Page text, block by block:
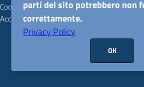
Calendario esami
Formazione estero
Cookie policy
Accessibilità
Università
parti del sito potrebbero non
correttamente.
Privacy Policy
OK